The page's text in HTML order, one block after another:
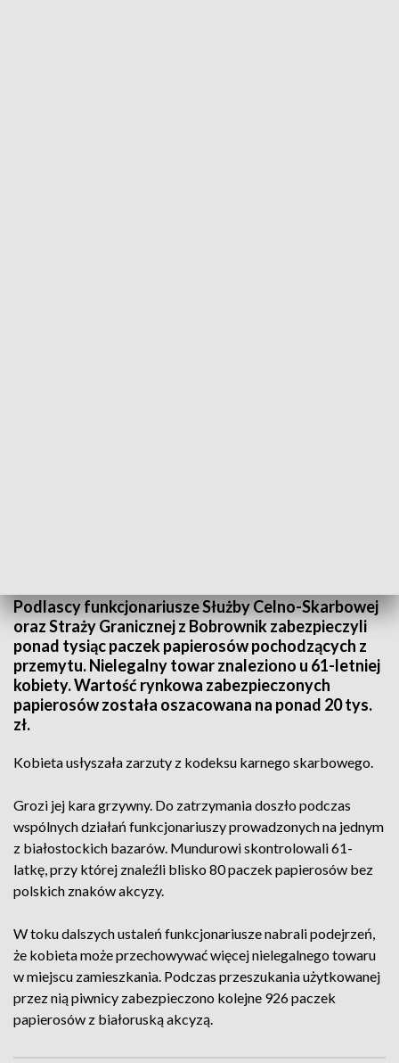
Podlascy funkcjonariusze Służby Celno-Skarbowej
oraz Straży Granicznej z Bobrownik zabezpieczyli
ponad tysiąc paczek papierosów pochodzących z
przemytu. Nielegalny towar znaleziono u 61-letniej
kobiety. Wartość rynkowa zabezpieczonych
papierosów została oszacowana na ponad 20 tys.
zł.
Kobieta usłyszała zarzuty z kodeksu karnego skarbowego.
Grozi jej kara grzywny. Do zatrzymania doszło podczas
wspólnych działań funkcjonariuszy prowadzonych na jednym
z białostockich bazarów. Mundurowi skontrolowali 61-
latkę, przy której znaleźli blisko 80 paczek papierosów bez
polskich znaków akcyzy.
W toku dalszych ustaleń funkcjonariusze nabrali podejrzeń,
że kobieta może przechowywać więcej nielegalnego towaru
w miejscu zamieszkania. Podczas przeszukania użytkowanej
przez nią piwnicy zabezpieczono kolejne 926 paczek
papierosów z białoruską akcyzą.